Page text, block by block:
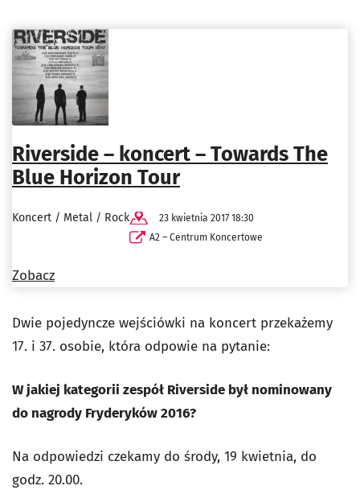
Riverside – koncert – Towards The
Blue Horizon Tour
Koncert / Metal / Rock
23 kwietnia 2017 18:30
A2 – Centrum Koncertowe
Zobacz
Dwie pojedyncze wejściówki na koncert przekażemy
17. i 37. osobie, która odpowie na pytanie:
W jakiej kategorii zespół Riverside był nominowany
do nagrody Fryderyków 2016?
Na odpowiedzi czekamy do środy, 19 kwietnia, do
godz. 20.00.